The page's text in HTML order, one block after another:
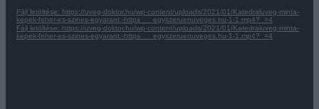
Fájl letöltése: https://uveg-doktor.hu/wp-content/uploads/2021/01/Katedraluveg-minta-
kepek-feher-es-szines-egyarant.-https___egyszeruenuveges.hu-1-1.mp4?_=4
Fájl letöltése: https://uveg-doktor.hu/wp-content/uploads/2021/01/Katedraluveg-minta-
kepek-feher-es-szines-egyarant.-https___egyszeruenuveges.hu-1-1.mp4?_=4